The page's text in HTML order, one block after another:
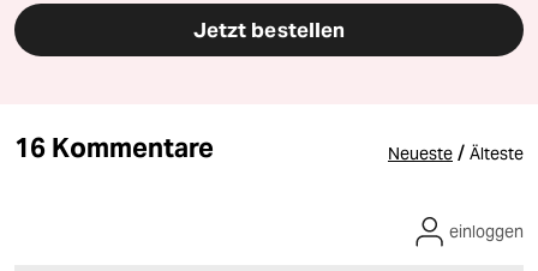
Jetzt bestellen
16 Kommentare Neueste / Älteste
einloggen